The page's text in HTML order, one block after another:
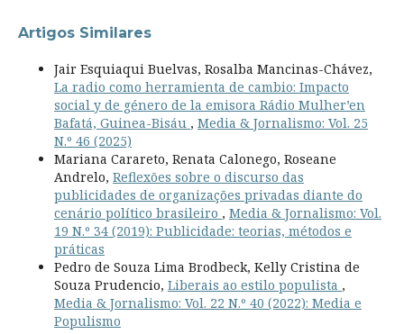
Artigos Similares
Jair Esquiaqui Buelvas, Rosalba Mancinas-Chávez,
La radio como herramienta de cambio: Impacto
social y de género de la emisora Rádio Mulher’en
Bafatá, Guinea-Bisáu , Media & Jornalismo: Vol. 25
N.º 46 (2025)
Mariana Carareto, Renata Calonego, Roseane
Andrelo, Reflexões sobre o discurso das
publicidades de organizações privadas diante do
cenário político brasileiro , Media & Jornalismo: Vol.
19 N.º 34 (2019): Publicidade: teorias, métodos e
práticas
Pedro de Souza Lima Brodbeck, Kelly Cristina de
Souza Prudencio, Liberais ao estilo populista ,
Media & Jornalismo: Vol. 22 N.º 40 (2022): Media e
Populismo